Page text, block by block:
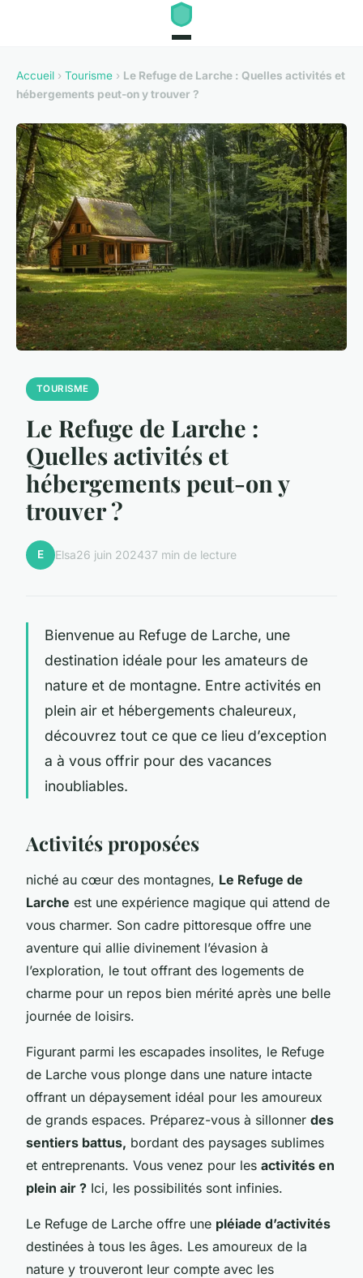
Accueil › Tourisme › Le Refuge de Larche : Quelles activités et
hébergements peut-on y trouver ?
TOURISME
Le Refuge de Larche :
Quelles activités et
hébergements peut-on y
trouver ?
E Elsa26 juin 202437 min de lecture
Bienvenue au Refuge de Larche, une
destination idéale pour les amateurs de
nature et de montagne. Entre activités en
plein air et hébergements chaleureux,
découvrez tout ce que ce lieu d’exception
a à vous offrir pour des vacances
inoubliables.
Activités proposées
niché au cœur des montagnes, Le Refuge de
Larche est une expérience magique qui attend de
vous charmer. Son cadre pittoresque offre une
aventure qui allie divinement l’évasion à
l’exploration, le tout offrant des logements de
charme pour un repos bien mérité après une belle
journée de loisirs.
Figurant parmi les escapades insolites, le Refuge
de Larche vous plonge dans une nature intacte
offrant un dépaysement idéal pour les amoureux
de grands espaces. Préparez-vous à sillonner des
sentiers battus, bordant des paysages sublimes
et entreprenants. Vous venez pour les activités en
plein air ? Ici, les possibilités sont infinies.
Le Refuge de Larche offre une pléiade d’activités
destinées à tous les âges. Les amoureux de la
nature y trouveront leur compte avec les